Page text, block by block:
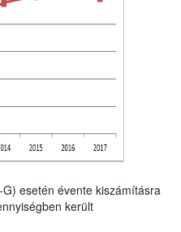
esetén évente kiszámításra
került